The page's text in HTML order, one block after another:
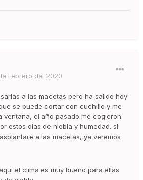
Febrero del 2020
a las macetas pero ha salido hoy
se puede cortar con cuchillo y me
ventana, el año pasado me cogieron
estos dias de niebla y humedad. si
a las macetas, ya veremos
el clima es muy bueno para ellas